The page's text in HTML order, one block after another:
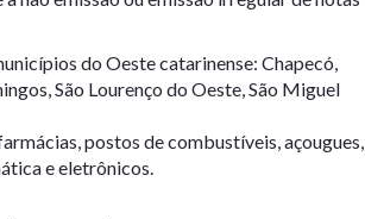
do Oeste catarinense: Chapecó,
São Lourenço do Oeste, São Miguel
postos de combustíveis, açougues,
e eletrônicos.